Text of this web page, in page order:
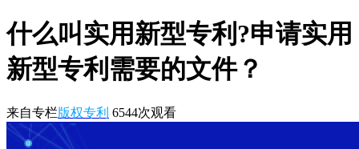
什么叫实用新型专利?申请实用
新型专利需要的文件？
来自专栏版权专利 6544次观看